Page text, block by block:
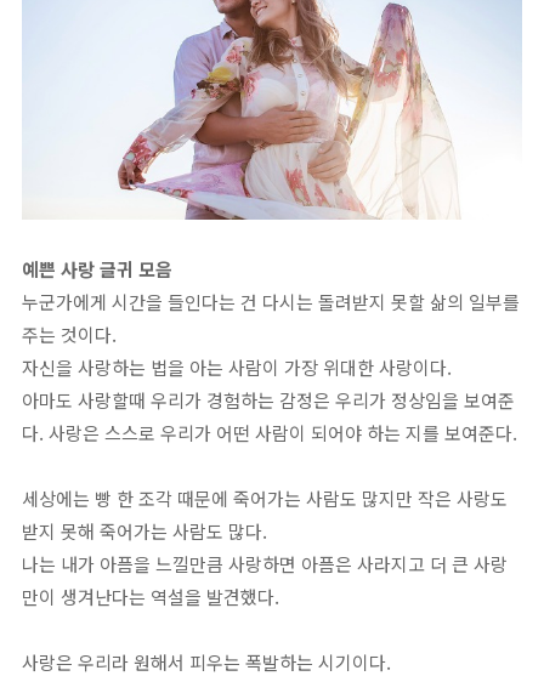
예쁜 사랑 글귀 모음
누군가에게 시간을 들인다는 건 다시는 돌려받지 못할 삶의 일부를
주는 것이다.
자신을 사랑하는 법을 아는 사람이 가장 위대한 사랑이다.
아마도 사랑할때 우리가 경험하는 감정은 우리가 정상임을 보여준
다. 사랑은 스스로 우리가 어떤 사람이 되어야 하는 지를 보여준다.
세상에는 빵 한 조각 때문에 죽어가는 사람도 많지만 작은 사랑도
받지 못해 죽어가는 사람도 많다.
나는 내가 아픔을 느낄만큼 사랑하면 아픔은 사라지고 더 큰 사랑
만이 생겨난다는 역설을 발견했다.
사랑은 우리라 원해서 피우는 폭발하는 시기이다.